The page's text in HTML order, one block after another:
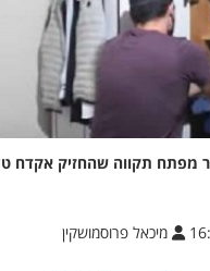
מפתח תקווה שהחזיק אקדח
מיכאל פרוסמושקין